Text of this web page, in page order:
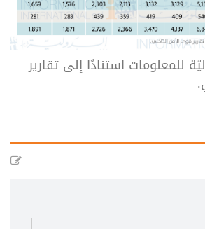
للمعلومات استنادًا إلى تقارير